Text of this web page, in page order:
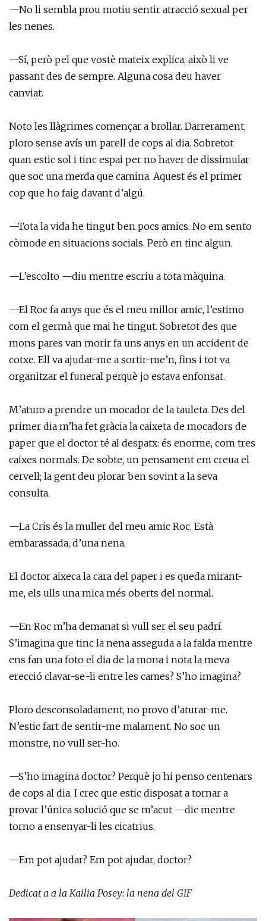
—No li sembla prou motiu sentir atracció sexual per
les nenes.
—Sí, però pel que vostè mateix explica, això li ve
passant des de sempre. Alguna cosa deu haver
canviat.
Noto les llàgrimes començar a brollar. Darrerament,
ploro sense avís un parell de cops al dia. Sobretot
quan estic sol i tinc espai per no haver de dissimular
que soc una merda que camina. Aquest és el primer
cop que ho faig davant d’algú.
—Tota la vida he tingut ben pocs amics. No em sento
còmode en situacions socials. Però en tinc algun.
—L’escolto —diu mentre escriu a tota màquina.
—El Roc fa anys que és el meu millor amic, l’estimo
com el germà que mai he tingut. Sobretot des que
mons pares van morir fa uns anys en un accident de
cotxe. Ell va ajudar-me a sortir-me’n, fins i tot va
organitzar el funeral perquè jo estava enfonsat.
M’aturo a prendre un mocador de la tauleta. Des del
primer dia m’ha fet gràcia la caixeta de mocadors de
paper que el doctor té al despatx: és enorme, com tres
caixes normals. De sobte, un pensament em creua el
cervell; la gent deu plorar ben sovint a la seva
consulta.
—La Cris és la muller del meu amic Roc. Està
embarassada, d’una nena.
El doctor aixeca la cara del paper i es queda mirant-
me, els ulls una mica més oberts del normal.
—En Roc m’ha demanat si vull ser el seu padrí.
S’imagina que tinc la nena asseguda a la falda mentre
ens fan una foto el dia de la mona i nota la meva
erecció clavar-se-li entre les cames? S’ho imagina?
Ploro desconsoladament, no provo d’aturar-me.
N’estic fart de sentir-me malament. No soc un
monstre, no vull ser-ho.
—S’ho imagina doctor? Perquè jo hi penso centenars
de cops al dia. I crec que estic disposat a tornar a
provar l’única solució que se m’acut —dic mentre
torno a ensenyar-li les cicatrius.
—Em pot ajudar? Em pot ajudar, doctor?
Dedicat a a la Kailia Posey: la nena del GIF